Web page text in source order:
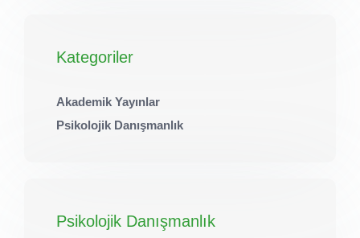
Kategoriler
Akademik Yayınlar
Psikolojik Danışmanlık
Psikolojik Danışmanlık